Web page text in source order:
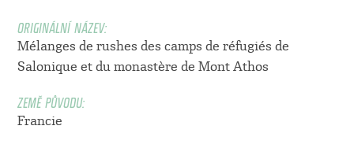
ORIGINÁLNÍ NÁZEV:
Mélanges de rushes des camps de réfugiés de
Salonique et du monastère de Mont Athos
ZEMĚ PŮVODU:
Francie